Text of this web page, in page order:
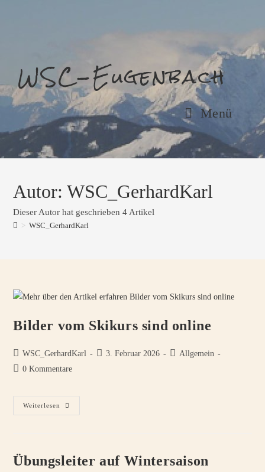
WSC-Eugenbach
Menü
Autor:WSC_GerhardKarl
Dieser Autor hat geschrieben 4 Artikel
> WSC_GerhardKarl
Bilder vom Skikurs sind online
Beitrags-
Autor:
WSC_GerhardKarl
Beitrag
3. Februar 2026
Beitrags-
Allgemein
Beitrags-
0 Kommentare
Weiterlesen
Bilder
Vom
Übungsleiter auf Wintersaison